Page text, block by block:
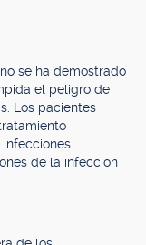
se ha demostrado
el peligro de
Los pacientes
de la infección